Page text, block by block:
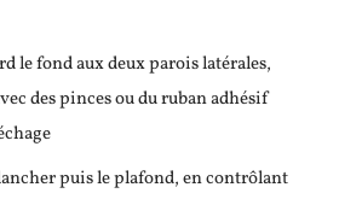
le fond aux deux parois latérales,
des pinces ou du ruban adhésif
puis le plafond, en contrôlant